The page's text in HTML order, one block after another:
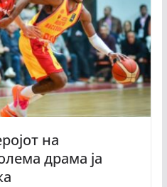
на
драма ја